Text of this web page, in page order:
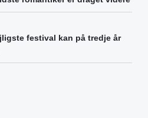
festival kan på tredje år